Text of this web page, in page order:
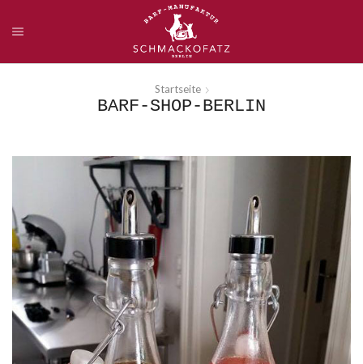
Startseite
BARF-SHOP-BERLIN